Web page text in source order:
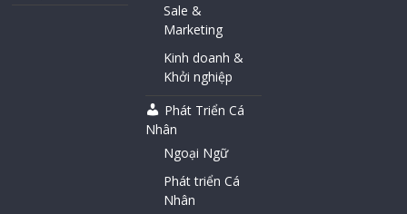
Sale &
Marketing
Kinh doanh &
Khởi nghiệp
Phát Triển Cá
Nhân
Ngoại Ngữ
Phát triển Cá
Nhân